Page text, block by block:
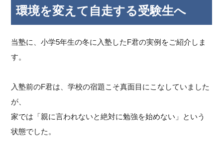
環境を変えて自走する受験生へ
当塾に、小学5年生の冬に入塾したF君の実例をご紹介しま
す。
入塾前のF君は、学校の宿題こそ真面目にこなしていました
が、
家では「親に言われないと絶対に勉強を始めない」という
状態でした。